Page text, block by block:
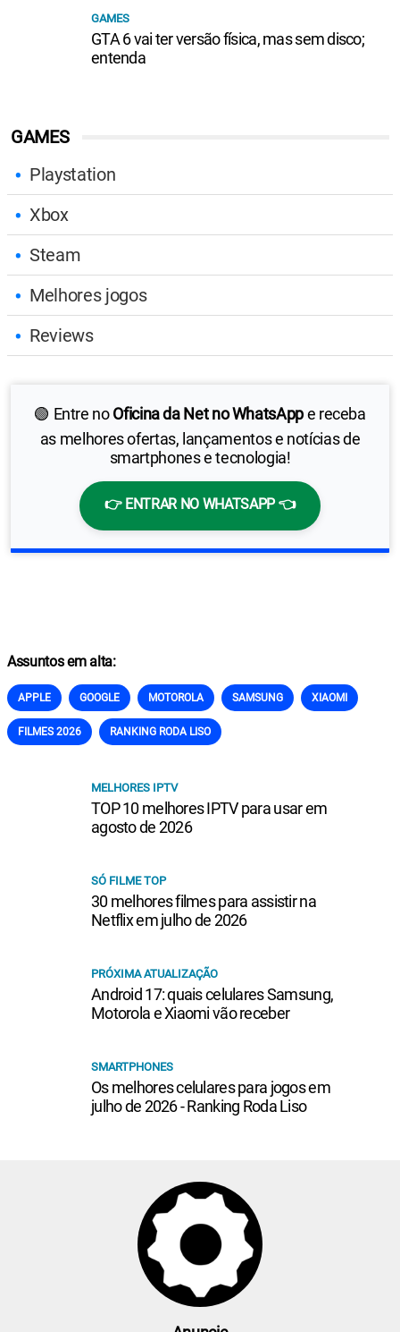
GAMES
Playstation
Xbox
Steam
Melhores jogos
Reviews
🟢 Entre noOficina da Net no WhatsAppe receba
as melhores ofertas, lançamentos e notícias de
smartphones e tecnologia!
👉 ENTRAR NO WHATSAPP 👈
GAMES
GTA 6 vai ter versão física, mas sem disco;
entenda
Assuntos em alta:
APPLE GOOGLE MOTOROLA SAMSUNG XIAOMI
FILMES 2026 RANKING RODA LISO
MELHORES IPTV
TOP 10 melhores IPTV para usar em
agosto de 2026
SÓ FILME TOP
30 melhores filmes para assistir na
Netflix em julho de 2026
PRÓXIMA ATUALIZAÇÃO
Android 17: quais celulares Samsung,
Motorola e Xiaomi vão receber
SMARTPHONES
Os melhores celulares para jogos em
julho de 2026 - Ranking Roda Liso